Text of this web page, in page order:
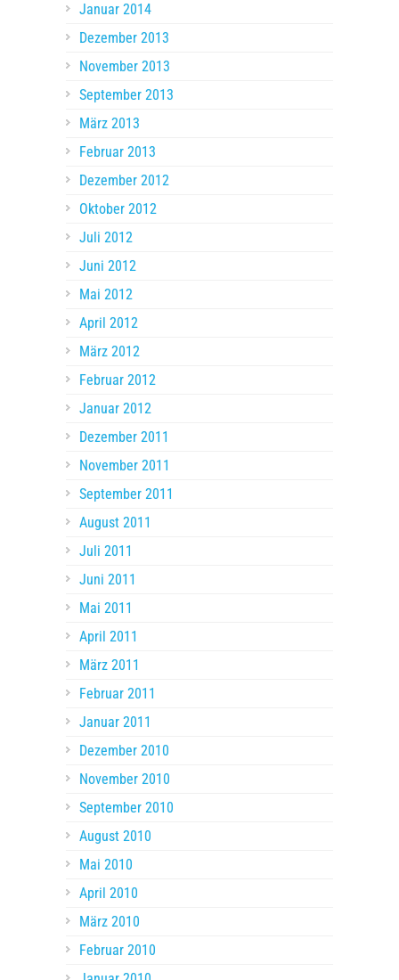
Januar 2014
Dezember 2013
November 2013
September 2013
März 2013
Februar 2013
Dezember 2012
Oktober 2012
Juli 2012
Juni 2012
Mai 2012
April 2012
März 2012
Februar 2012
Januar 2012
Dezember 2011
November 2011
September 2011
August 2011
Juli 2011
Juni 2011
Mai 2011
April 2011
März 2011
Februar 2011
Januar 2011
Dezember 2010
November 2010
September 2010
August 2010
Mai 2010
April 2010
März 2010
Februar 2010